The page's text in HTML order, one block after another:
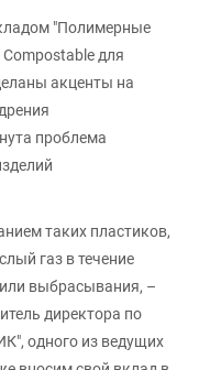
"Полимерные
для
акценты на
проблема
таких пластиков,
газ в течение
или выбрасывания, –
директора по
одного из ведущих